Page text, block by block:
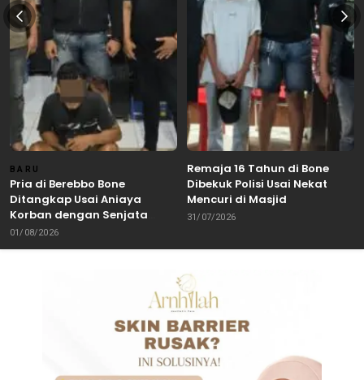
BARU
Pria di Berebbo Bone
Ditangkap Usai Aniaya
Korban dengan Senjata
Tajam
01/08/2026
Remaja 16 Tahun di Bone
Dibekuk Polisi Usai Nekat
Mencuri di Masjid
31/07/2026